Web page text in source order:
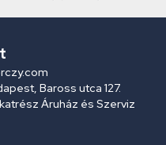
Baross utca 127.
Áruház és Szerviz